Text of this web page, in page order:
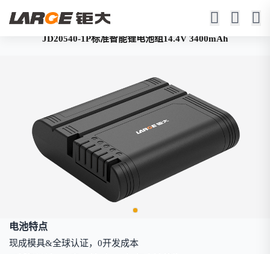
JD20540-1P标准智能锂电池组14.4V 3400mAh
电池特点
现成模具&全球认证，0开发成本